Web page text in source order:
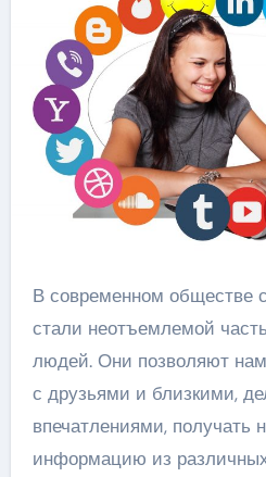
В современном обществе социальные сети
стали неотъемлемой
людей. Они позволяют нам
с друзьями и близкими,
впечатлениями, получать
информацию из